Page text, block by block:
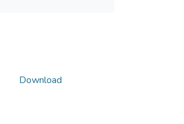
Download